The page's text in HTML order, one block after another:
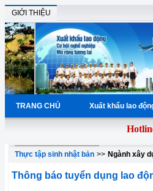
GIỚI THIỆU
TRANG CHỦ Xuất khẩu lao
Thực tập sinh nhật bản >> Ngành xây
Thông báo tuyển dụng lao